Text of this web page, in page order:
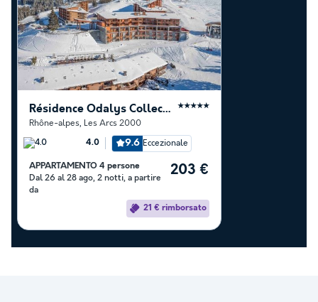
Résidence Odalys Collection Edenarc ★★★★★
Rhône-alpes, Les Arcs 2000
4.0 9.6 Eccezionale
APPARTAMENTO 4 persone
Dal 26 al 28 ago, 2 notti, a partire
da
203 €
21 € rimborsato